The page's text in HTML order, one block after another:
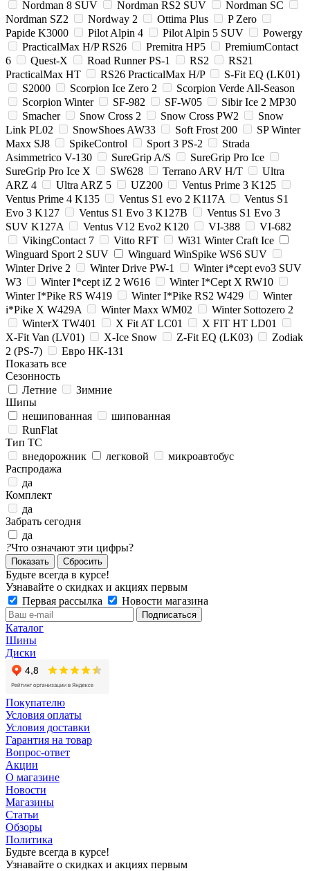
Nordman 8 SUV Nordman RS2 SUV
Nordman SC
Nordman SZ2
Nordway 2 Ottima Plus
P Zero
Papide K3000
Pilot Alpin 4 Pilot Alpin 5 SUV
Powergy
PracticalMax H/P RS26
Premitra HP5
PremiumContact
6
Quest-X Road Runner PS-1 RS2
RS21
PracticalMax HT
RS26 PracticalMax H/P
S-Fit EQ (LK01)
S2000
Scorpion Ice Zero 2
Scorpion Verde All-Season
Scorpion Winter
SF-982 SF-W05
Sibir Ice 2 MP30
Smacher
Snow Cross 2 Snow Cross PW2
Snow
Link PL02
SnowShoes AW33 Soft Frost 200
SP Winter
Maxx SJ8
SpikeControl Sport 3 PS-2
Strada
Asimmetrico V-130
SureGrip A/S
SureGrip Pro Ice
SureGrip Pro Ice X
SW628 Terrano ARV H/T
Ultra
ARZ 4
Ultra ARZ 5 UZ200
Ventus Prime 3 K125
Ventus Prime 4 K135
Ventus S1 evo 2 K117A
Ventus S1
Evo 3 K127
Ventus S1 Evo 3 K127B
Ventus S1 Evo 3
SUV K127A
Ventus V12 Evo2 K120 VI-388
VI-682
VikingContact 7
Vitto RFT
Wi31 Winter Craft Ice
Winguard Sport 2 SUV
Winguard WinSpike WS6 SUV
Winter Drive 2
Winter Drive PW-1
Winter i*cept evo3 SUV
W3
Winter I*cept iZ 2 W616
Winter I*Cept X RW10
Winter I*Pike RS W419
Winter I*Pike RS2 W429
Winter
i*Pike X W429A
Winter Maxx WM02
Winter Sottozero 2
WinterX TW401
X Fit AT LC01
X FIT HT LD01
X-Fit Van (LV01)
X-Ice Snow Z-Fit EQ (LK03)
Zodiak
2 (PS-7)
Евро НК-131
Показать все
Сезонность
Летние
Зимние
Шипы
нешипованная
шипованная
RunFlat
Тип ТС
внедорожник
легковой
микроавтобус
Распродажа
да
Комплект
да
Забрать сегодня
да
?Что означают эти цифры?
Сбросить
Будьте всегда в курсе!
Узнавайте о скидках и акциях первым
Первая рассылка
Новости магазина
Каталог
Шины
Диски
Покупателю
Условия оплаты
Условия доставки
Гарантия на товар
Вопрос-ответ
Акции
О магазине
Новости
Магазины
Статьи
Обзоры
Политика
Будьте всегда в курсе!
Узнавайте о скидках и акциях первым